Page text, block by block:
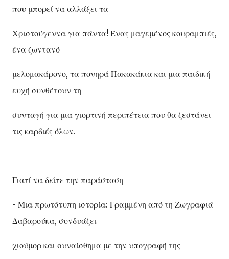
που μπορεί να αλλάξει τα
Χριστούγεννα για πάντα! Ένας μαγεμένος κουραμπιές,
ένα ζωντανό
μελομακάρονο, τα πονηρά Πακακάκια και μια παιδική
ευχή συνθέτουν τη
συνταγή για μια γιορτινή περιπέτεια που θα ζεστάνει
τις καρδιές όλων.
Γιατί να δείτε την παράσταση
• Μια πρωτότυπη ιστορία: Γραμμένη από τη Ζωγραφιά
Δαβαρούκα, συνδυάζει
χιούμορ και συναίσθημα με την υπογραφή της